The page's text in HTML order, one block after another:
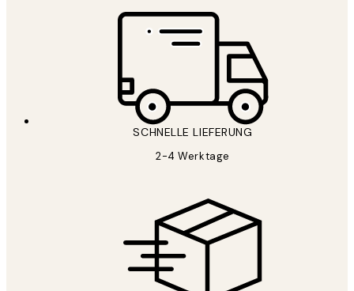
SCHNELLE LIEFERUNG
2-4 Werktage